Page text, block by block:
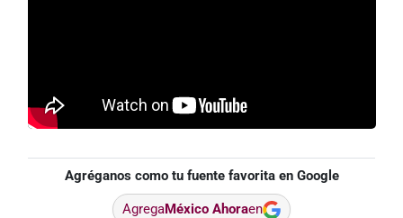
Agréganos como tu fuente favorita en Google
AgregaMéxico Ahoraen